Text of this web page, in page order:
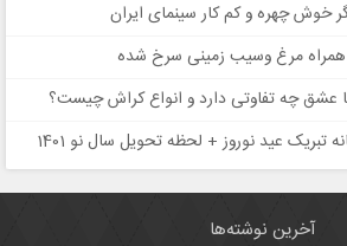
خوش چهره و کم کار سینمای ایران
مرغ وسیب زمینی سرخ شده
عشق چه تفاوتی دارد و انواع کراش چیست؟
تبریک عید نوروز + لحظه تحویل سال نو 1401
آخرین نوشته‌ها